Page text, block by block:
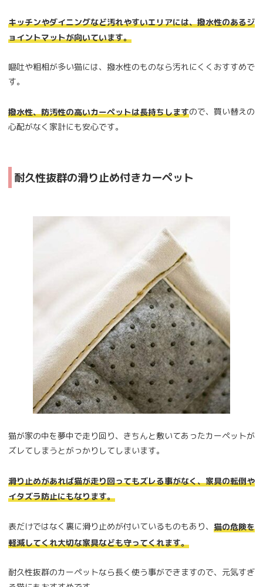
キッチンやダイニングなど汚れやすいエリアには、撥水性のあるジ
ョイントマットが向いています。
嘔吐や粗相が多い猫には、撥水性のものなら汚れにくくおすすめで
す。
撥水性、防汚性の高いカーペットは長持ちしますので、買い替えの
心配がなく家計にも安心です。
耐久性抜群の滑り止め付きカーペット
猫が家の中を夢中で走り回り、きちんと敷いてあったカーペットが
ズレてしまうとがっかりしてしまいます。
滑り止めがあれば猫が走り回ってもズレる事がなく、家具の転倒や
イタズラ防止にもなります。
表だけではなく裏に滑り止めが付いているものもあり、 猫の危険を
軽減してくれ大切な家具なども守ってくれます。
耐久性抜群のカーペットなら長く使う事ができますので、元気すぎ